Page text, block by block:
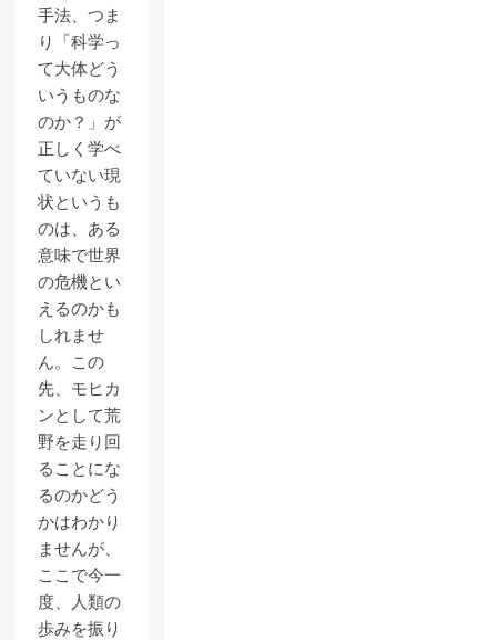
手法、つま
り「科学っ
て大体どう
いうものな
のか？」が
正しく学べ
ていない現
状というも
のは、ある
意味で世界
の危機とい
えるのかも
しれませ
ん。この
先、モヒカ
ンとして荒
野を走り回
ることにな
るのかどう
かはわかり
ませんが、
ここで今一
度、人類の
歩みを振り